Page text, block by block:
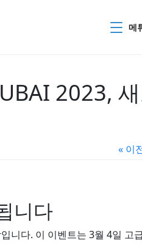
메
2023,
« 이
니다
니다. 이 이벤트는 3월 4일 고